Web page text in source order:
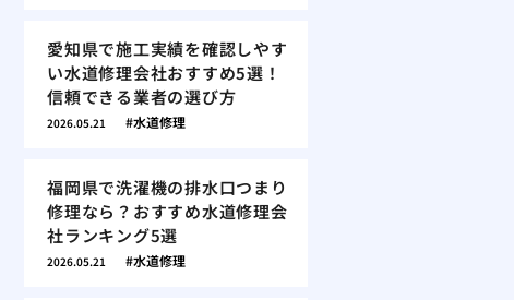
愛知県で施工実績を確認しやす
い水道修理会社おすすめ5選！
信頼できる業者の選び方
2026.05.21 水道修理
福岡県で洗濯機の排水口つまり
修理なら？おすすめ水道修理会
社ランキング5選
2026.05.21 水道修理